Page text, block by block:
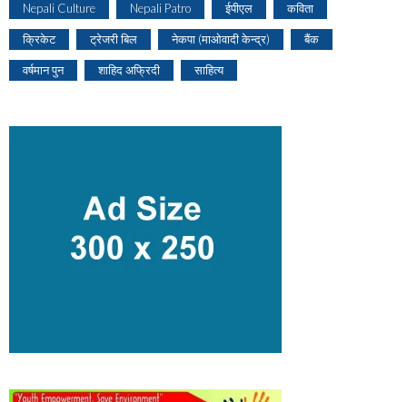
Nepali Culture Nepali Patro ईपीएल कविता
क्रिकेट ट्रेजरी बिल नेकपा (माओवादी केन्द्र) बैंक
वर्षमान पुन शाहिद अफ्रिदी साहित्य